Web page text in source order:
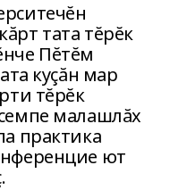
тата тĕрĕк
Пĕтĕм
куçăн мар
тĕрĕк
малашлăх
практика
ют